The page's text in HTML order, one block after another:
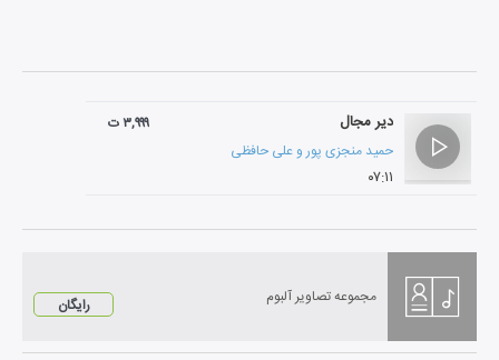
دیر مجال
حمید منجزی پور و علی حافظی
۰۷:۱۱
۳,۹۹۹ ت
مجموعه تصاویر آلبوم رایگان